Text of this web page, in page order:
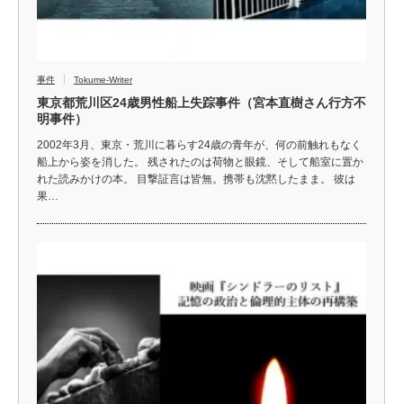
事件 Tokume-Writer
東京都荒川区24歳男性船上失踪事件（宮本直樹さん行方不
明事件）
2002年3月、東京・荒川に暮らす24歳の青年が、何の前触れもなく
船上から姿を消した。 残されたのは荷物と眼鏡、そして船室に置か
れた読みかけの本。 目撃証言は皆無。携帯も沈黙したまま。 彼は
果…